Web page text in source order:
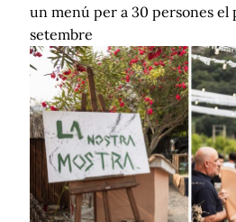
un menú per a 30 persones el
setembre